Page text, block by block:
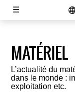
Actualités
Magazines
Boutique
Newsletters
Contacts
Publicité
S'abonner
laviedurail.com
☰
MATÉRIEL
L’actualité du
dans le monde :
exploitation etc.